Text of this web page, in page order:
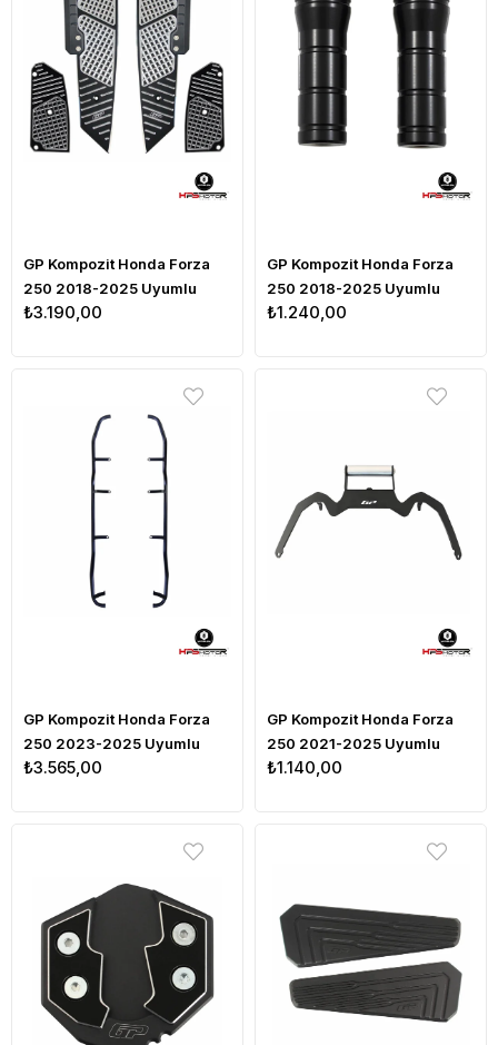
GP Kompozit Honda Forza
250 2018-2025 Uyumlu
Basamak Alüminyum Gri
₺3.190,00
GP Kompozit Honda Forza
250 2018-2025 Uyumlu
Egzoz Koruma Takozu Siyah
₺1.240,00
GP Kompozit Honda Forza
250 2023-2025 Uyumlu
Motor Koruma Demiri Siyah
₺3.565,00
GP Kompozit Honda Forza
250 2021-2025 Uyumlu
Telefon / Navigasyon
₺1.140,00